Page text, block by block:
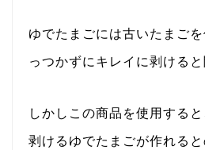
ゆでたまごには古いたまご
っつかずにキレイに剥けると
しかしこの商品を使用する
剥けるゆでたまごが作れると